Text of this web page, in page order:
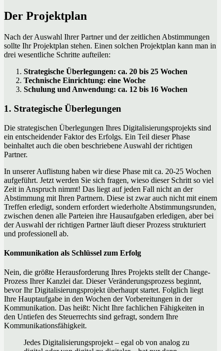
Der Projektplan
Nach der Auswahl Ihrer Partner und der zeitlichen Abstimmungen
sollte Ihr Projektplan stehen. Einen solchen Projektplan kann man in
drei wesentliche Schritte aufteilen:
Strategische Überlegungen: ca. 20 bis 25 Wochen
Technische Einrichtung: eine Woche
Schulung und Anwendung: ca. 12 bis 16 Wochen
1. Strategische Überlegungen
Die strategischen Überlegungen Ihres Digitalisierungsprojekts sind
ein entscheidender Faktor des Erfolgs. Ein Teil dieser Phase
beinhaltet auch die oben beschriebene Auswahl der richtigen
Partner.
In unserer Auflistung haben wir diese Phase mit ca. 20-25 Wochen
aufgeführt. Jetzt werden Sie sich fragen, wieso dieser Schritt so viel
Zeit in Anspruch nimmt! Das liegt auf jeden Fall nicht an der
Abstimmung mit Ihren Partnern. Diese ist zwar auch nicht mit einem
Treffen erledigt, sondern erfordert wiederholte Abstimmungsrunden,
zwischen denen alle Parteien ihre Hausaufgaben erledigen, aber bei
der Auswahl der richtigen Partner läuft dieser Prozess strukturiert
und professionell ab.
Kommunikation als Schlüssel zum Erfolg
Nein, die größte Herausforderung Ihres Projekts stellt der Change-
Prozess Ihrer Kanzlei dar. Dieser Veränderungsprozess beginnt,
bevor Ihr Digitalisierungsprojekt überhaupt startet. Folglich liegt
Ihre Hauptaufgabe in den Wochen der Vorbereitungen in der
Kommunikation. Das heißt: Nicht Ihre fachlichen Fähigkeiten in
den Untiefen des Steuerrechts sind gefragt, sondern Ihre
Kommunikationsfähigkeit.
Jedes Digitalisierungsprojekt – egal ob von analog zu